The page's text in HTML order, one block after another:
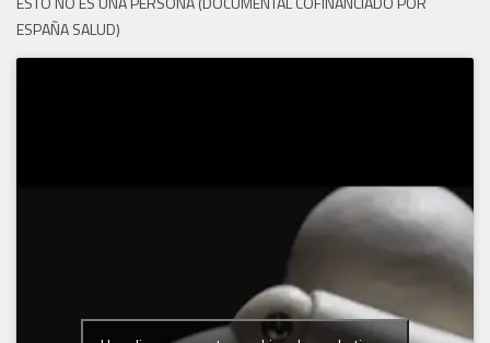
ESPAÑA SALUD)